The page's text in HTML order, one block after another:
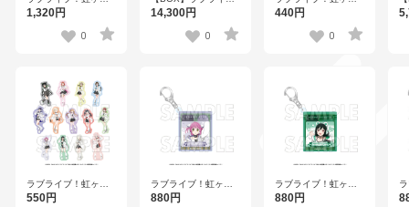
学園スクールアイド
バッジセット 優木せ
つ菜【R1 2510】
1,320円
0
ブ！虹ヶ咲学園スク
トレーディングステ
ッカー【R1 2510】
14,300円
0
学園スクールアイド
ングブロマイド【R1
2510】全13種
440円
0
ラブライブ！虹ヶ咲
学園スクールアイド
550円
ラブライブ！虹ヶ咲
学園スクールアイド
880円
ラブライブ！虹ヶ咲
学園スクールアイド
880円